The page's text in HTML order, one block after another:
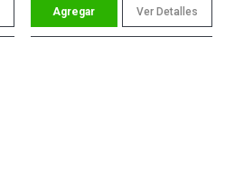
Ver Detalles